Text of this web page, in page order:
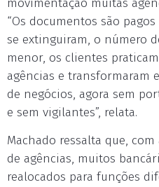
movimentação muitas
“Os documentos são
se extinguiram, o número
menor, os clientes
agências e transformaram
de negócios, agora sem
e sem vigilantes”, relata.
Machado ressalta que,
de agências, muitos
realocados para funções